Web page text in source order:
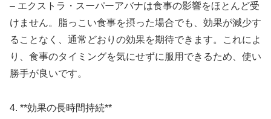
– エクストラ・スーパーアバナは食事の影響をほとんど受
けません。脂っこい食事を摂った場合でも、効果が減少す
ることなく、通常どおりの効果を期待できます。これによ
り、食事のタイミングを気にせずに服用できるため、使い
勝手が良いです。
4. **効果の長時間持続**